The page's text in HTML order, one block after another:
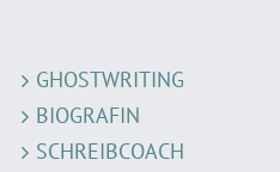
GHOSTWRITING
BIOGRAFIN
SCHREIBCOACH